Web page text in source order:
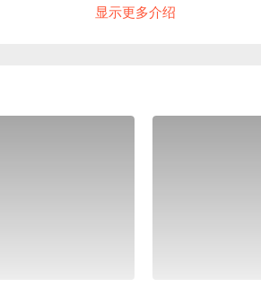
为客人提供多种以西式配搭及健康为主题
显示更多介绍